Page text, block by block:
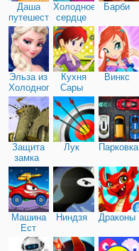
Даша
путешественница
Холодное
сердце
Барби
Эльза из
Холодного
сердца
Кухня
Сары
Винкс
Защита
замка
Лук Парковка
Машина
Ест
Машину
Ниндзя Драконы